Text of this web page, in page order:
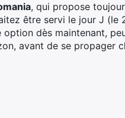
, qui propose
être servi le jour J (le
option dès maintenant,
avant de se propager